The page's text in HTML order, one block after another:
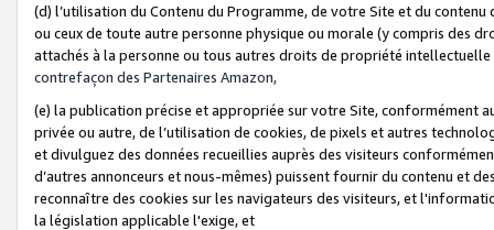
(d) l’utilisation du Contenu du Programme, de votre Site et du
ou ceux de toute autre personne physique ou morale (y compris des
attachés à la personne ou tous autres droits de propriété
contrefaçon des Partenaires Amazon,
(e) la publication précise et appropriée sur votre Site, conformément
privée ou autre, de l’utilisation de cookies, de pixels et autres
et divulguez des données recueillies auprès des visiteurs
d’autres annonceurs et nous-mêmes) puissent fournir du contenu et
reconnaître des cookies sur les navigateurs des visiteurs, et
la législation applicable l'exige, et